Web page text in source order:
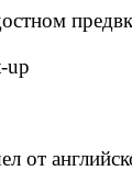
up
от